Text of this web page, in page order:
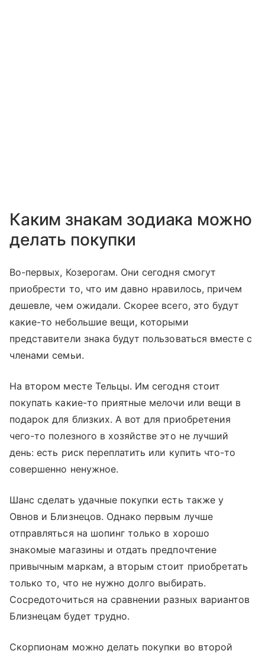
Каким знакам зодиака можно
делать покупки
Во-первых, Козерогам. Они сегодня смогут
приобрести то, что им давно нравилось, причем
дешевле, чем ожидали. Скорее всего, это будут
какие-то небольшие вещи, которыми
представители знака будут пользоваться вместе с
членами семьи.
На втором месте Тельцы. Им сегодня стоит
покупать какие-то приятные мелочи или вещи в
подарок для близких. А вот для приобретения
чего-то полезного в хозяйстве это не лучший
день: есть риск переплатить или купить что-то
совершенно ненужное.
Шанс сделать удачные покупки есть также у
Овнов и Близнецов. Однако первым лучше
отправляться на шопинг только в хорошо
знакомые магазины и отдать предпочтение
привычным маркам, а вторым стоит приобретать
только то, что не нужно долго выбирать.
Сосредоточиться на сравнении разных вариантов
Близнецам будет трудно.
Скорпионам можно делать покупки во второй